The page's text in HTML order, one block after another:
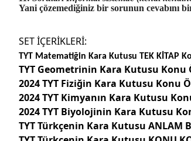
Yani çözemediğiniz bir sorunun cevabını
SET İÇERİKLERİ:
TYT Matematiğin Kara Kutusu TEK KİTAP
TYT Geometrinin Kara Kutusu Konu
2024 TYT Fiziğin Kara Kutusu Konu
2024 TYT Kimyanın Kara Kutusu
2024 TYT Biyolojinin Kara Kutusu
TYT Türkçenin Kara Kutusu ANLAM